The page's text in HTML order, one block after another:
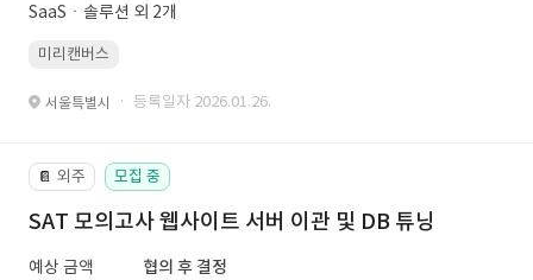
SaaSㆍ솔루션 외 2개
미리캔버스
서울특별시 · 등록일자 2026.01.26.
📔 외주 모집 중
SAT 모의고사 웹사이트 서버 이관 및 DB 튜닝
예상 금액
협의 후 결정